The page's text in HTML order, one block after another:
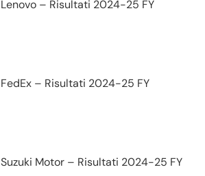
Lenovo – Risultati 2024-25 FY
FedEx – Risultati 2024-25 FY
Suzuki Motor – Risultati 2024-25 FY